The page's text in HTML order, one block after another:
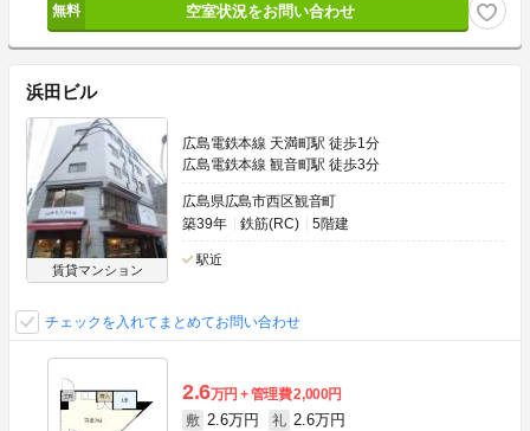
空室状況をお問い合わせ
浜田ビル
賃貸マンション
広島電鉄本線 天満町駅 徒歩1分
広島電鉄本線 観音町駅 徒歩3分
広島県広島市西区観音町
築39年
鉄筋(RC) 5階建
駅近
チェックを入れてまとめてお問い合わせ
2.6万円 管理費2,000円
敷 2.6万円 礼 2.6万円